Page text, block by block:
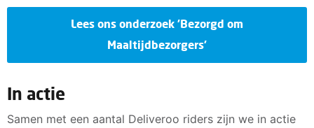
Lees ons onderzoek 'Bezorgd om
Maaltijdbezorgers'
In actie
Samen met een aantal Deliveroo riders zijn we in actie